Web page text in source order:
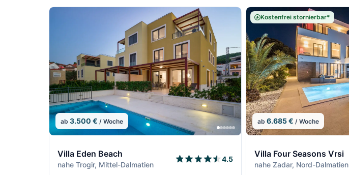
ab 3.500 € / Woche
Villa Eden Beach
nahe Trogir, Mittel-Dalmatien
4.5
Kostenfrei stornierbar*
ab 6.685 € / Woche
Villa Four Seasons Vrsi
nahe Zadar, Nord-Dalmatien